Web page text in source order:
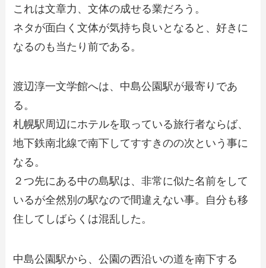
これは文章力、文体の成せる業だろう。
ネタが面白く文体が気持ち良いとなると、好きに
なるのも当たり前である。
渡辺淳一文学館へは、中島公園駅が最寄りであ
る。
札幌駅周辺にホテルを取っている旅行者ならば、
地下鉄南北線で南下してすすきのの次という事に
なる。
２つ先にある中の島駅は、非常に似た名前をして
いるが全然別の駅なので間違えない事。自分も移
住してしばらくは混乱した。
中島公園駅から、公園の西沿いの道を南下する